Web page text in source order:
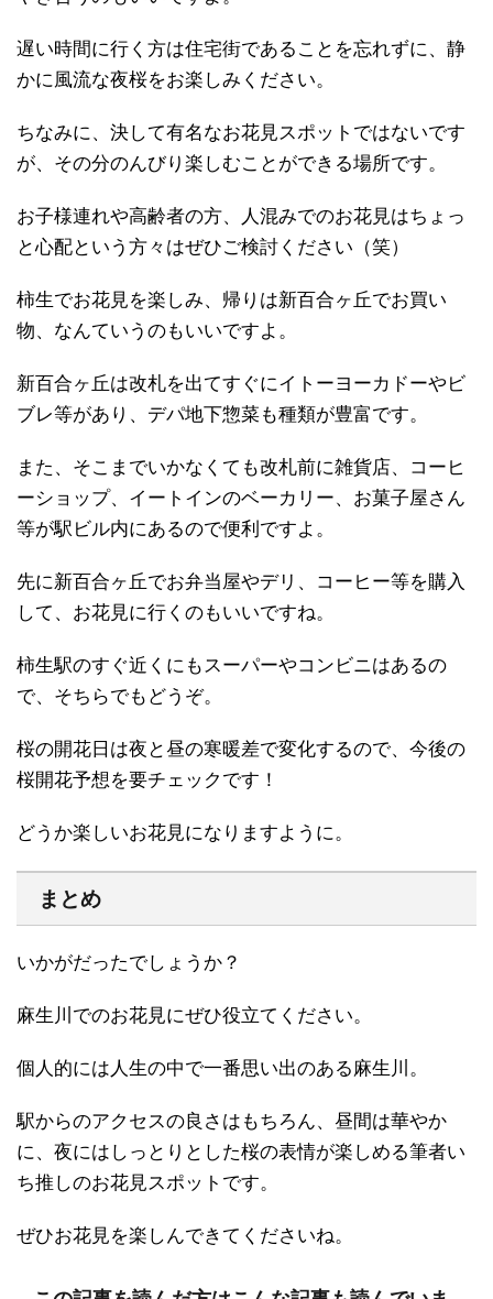
遅い時間に行く方は住宅街であることを忘れずに、静
かに風流な夜桜をお楽しみください。
ちなみに、決して有名なお花見スポットではないです
が、その分のんびり楽しむことができる場所です。
お子様連れや高齢者の方、人混みでのお花見はちょっ
と心配という方々はぜひご検討ください（笑）
柿生でお花見を楽しみ、帰りは新百合ヶ丘でお買い
物、なんていうのもいいですよ。
新百合ヶ丘は改札を出てすぐにイトーヨーカドーやビ
ブレ等があり、デパ地下惣菜も種類が豊富です。
また、そこまでいかなくても改札前に雑貨店、コーヒ
ーショップ、イートインのベーカリー、お菓子屋さん
等が駅ビル内にあるので便利ですよ。
先に新百合ヶ丘でお弁当屋やデリ、コーヒー等を購入
して、お花見に行くのもいいですね。
柿生駅のすぐ近くにもスーパーやコンビニはあるの
で、そちらでもどうぞ。
桜の開花日は夜と昼の寒暖差で変化するので、今後の
桜開花予想を要チェックです！
どうか楽しいお花見になりますように。
まとめ
いかがだったでしょうか？
麻生川でのお花見にぜひ役立てください。
個人的には人生の中で一番思い出のある麻生川。
駅からのアクセスの良さはもちろん、昼間は華やか
に、夜にはしっとりとした桜の表情が楽しめる筆者い
ち推しのお花見スポットです。
ぜひお花見を楽しんできてくださいね。